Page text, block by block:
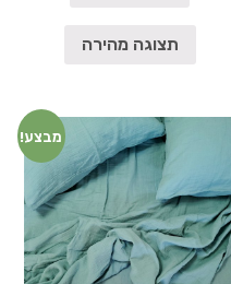
תצוגה מהירה
מבצע!